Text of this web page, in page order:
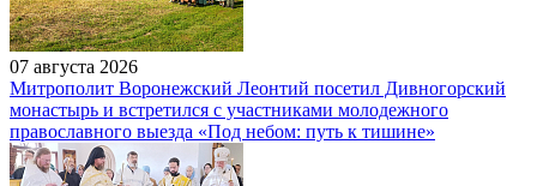
07 августа 2026
Митрополит Воронежский Леонтий посетил Дивногорский
монастырь и встретился с участниками молодежного
православного выезда «Под небом: путь к тишине»